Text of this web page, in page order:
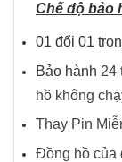
Chế độ bảo
01 đổi 01
Bảo hành 24
hồ không
Thay Pin
Đồng hồ của